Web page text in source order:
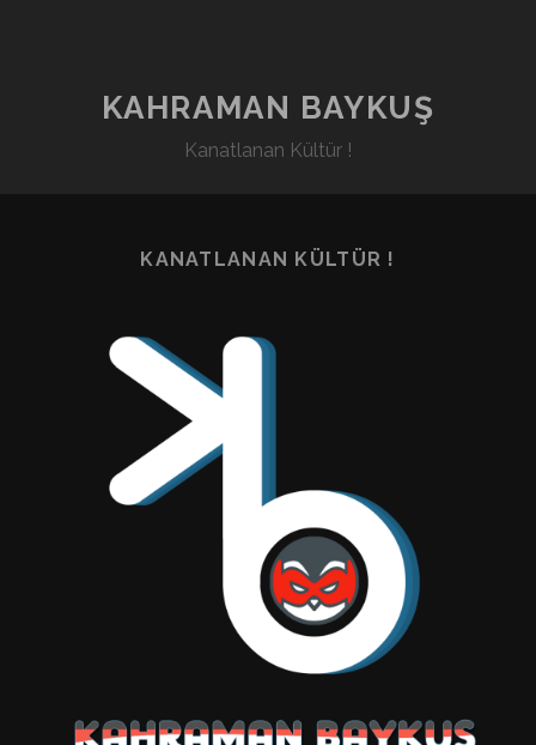
KARAKTER
/2.
KAHRAMAN BAYKUŞ
Kanatlanan Kültür !
KANATLANAN KÜLTÜR !